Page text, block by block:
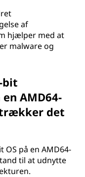
af
hjælper med at
malware og
bit
AMD64-
det
OS på en AMD64-
til at udnytte